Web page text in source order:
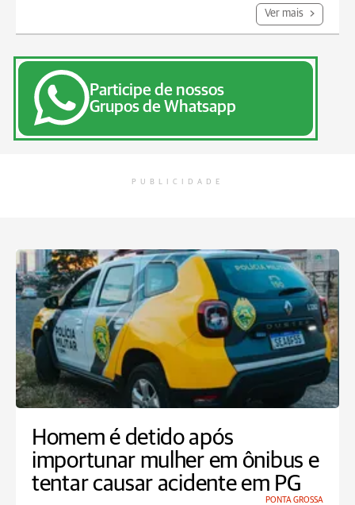
Ver mais
Participe de nossos
Grupos de Whatsapp
PUBLICIDADE
Homem é detido após
importunar mulher em ônibus e
tentar causar acidente em PG
PONTA GROSSA